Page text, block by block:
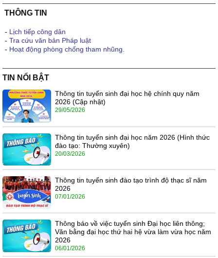
THÔNG TIN
- Lịch tiếp công dân
- Tra cứu văn bản Pháp luật
- Hoạt động phòng chống tham nhũng.
TIN NỔI BẬT
Thông tin tuyển sinh đại học hệ chính quy năm
2026 (Cập nhật)
29/05/2026
Thông tin tuyển sinh đại học năm 2026 (Hình thức
đào tạo: Thường xuyên)
20/03/2026
Thông tin tuyển sinh đào tạo trình độ thạc sĩ năm
2026
07/01/2026
Thông báo về việc tuyển sinh Đại học liên thông;
Văn bằng đại học thứ hai hệ vừa làm vừa học năm
2026
06/01/2026